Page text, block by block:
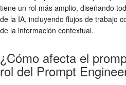
tiene un rol más amplio, diseñando
de la IA, incluyendo flujos de trabajo
de la información contextual.
¿Cómo afecta el
rol del Prompt